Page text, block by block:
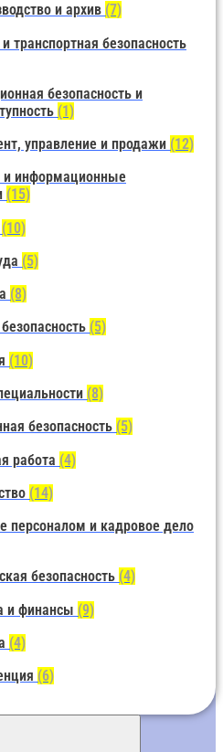
и архив (7)
транспортная безопасность
безопасность и
(1)
управление и продажи (12)
и информационные
(15)
(10)
(5)
(8)
(5)
(10)
(8)
безопасность (5)
работа (4)
(14)
персоналом и кадровое дело
безопасность (4)
и финансы (9)
(4)
(6)